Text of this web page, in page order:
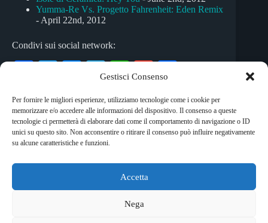
Gestisci Consenso
Per fornire le migliori esperienze, utilizziamo tecnologie come i cookie per
memorizzare e/o accedere alle informazioni del dispositivo. Il consenso a queste
tecnologie ci permetterà di elaborare dati come il comportamento di navigazione o ID
unici su questo sito. Non acconsentire o ritirare il consenso può influire negativamente
su alcune caratteristiche e funzioni.
Accetta
Nega
Yumma-Re Vs. Progetto Fahrenheit: Eden Remix
- April 22nd, 2012
Condivi sui social network:
bo
ok
tte
r
se
ng
er
Te
gr
a
m
W
ts
A
G
ail di
vi
Tag
#Etta Scollo #folk #jazz
Copyright © 2026 RockShock - © Massimo Garofalo. C.F.
GRFMSM65R24A662Q. Qualsiasi tipo di riproduzione è
vietata se non preventivamente autorizzata. RockShock non